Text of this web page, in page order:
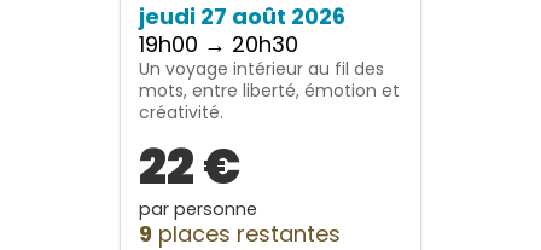
jeudi 27 août 2026
19h00 → 20h30
Un voyage intérieur au fil des
mots, entre liberté, émotion et
créativité.
22 €
par personne
9 places restantes